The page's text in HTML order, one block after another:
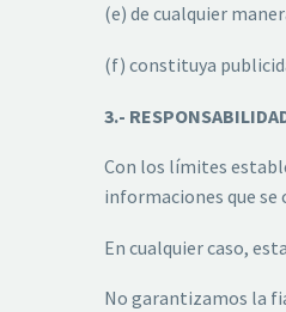
(e) de cualquier
(f) constituya
3.-
Con los límites
informaciones que
En cualquier caso,
No garantizamos la